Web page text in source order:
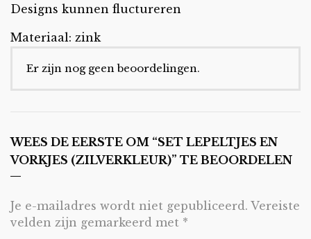
Designs kunnen fluctureren
Materiaal: zink
Er zijn nog geen beoordelingen.
WEES DE EERSTE OM “SET LEPELTJES EN
VORKJES (ZILVERKLEUR)” TE BEOORDELEN
Je e-mailadres wordt niet gepubliceerd. Vereiste
velden zijn gemarkeerd met *